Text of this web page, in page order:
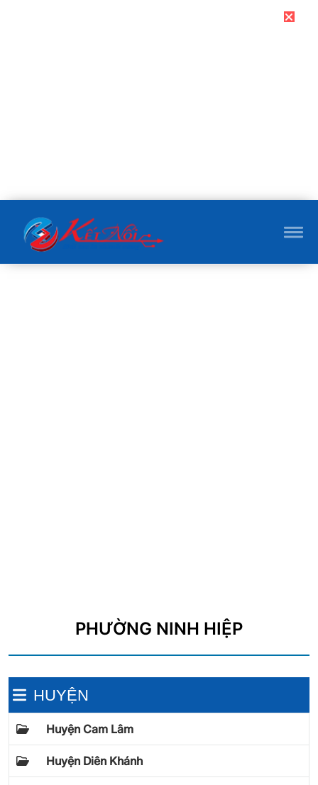
PHƯỜNG NINH HIỆP
HUYỆN
Huyện Cam Lâm
Huyện Diên Khánh